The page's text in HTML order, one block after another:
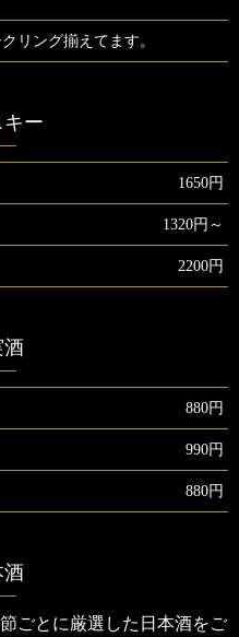
リング揃えてます。
キー
1650円
1320円～
2200円
酒
880円
990円
880円
酒
ごとに厳選した日本酒をご